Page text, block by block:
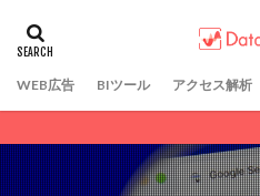
WEB広告 BIツール アクセス解析
カテゴリー
DSP広告 GDN LINE